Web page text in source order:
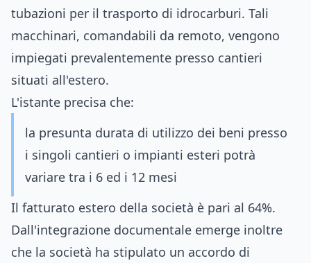
tubazioni per il trasporto di idrocarburi. Tali
macchinari, comandabili da remoto, vengono
impiegati prevalentemente presso cantieri
situati all'estero.
L'istante precisa che:
la presunta durata di utilizzo dei beni presso
i singoli cantieri o impianti esteri potrà
variare tra i 6 ed i 12 mesi
Il fatturato estero della società è pari al 64%.
Dall'integrazione documentale emerge inoltre
che la società ha stipulato un accordo di